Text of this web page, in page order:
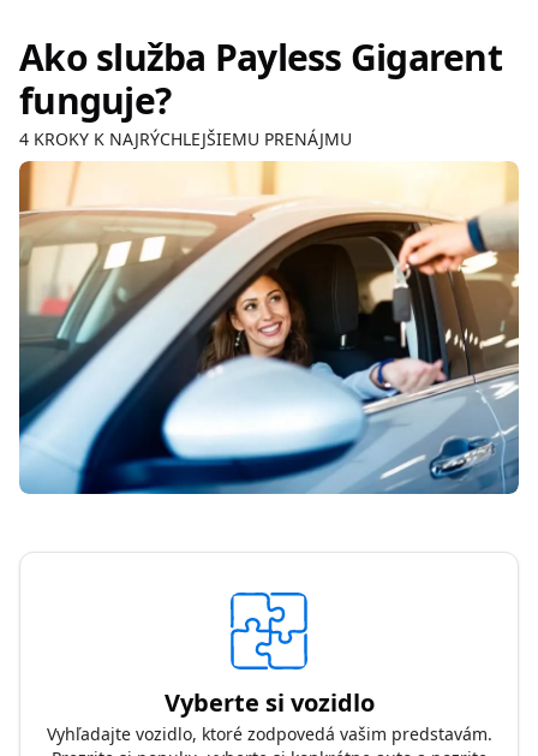
Ako služba Payless Gigarent
funguje?
4 KROKY K NAJRÝCHLEJŠIEMU PRENÁJMU
Vyberte si vozidlo
Vyhľadajte vozidlo, ktoré zodpovedá vašim predstavám.